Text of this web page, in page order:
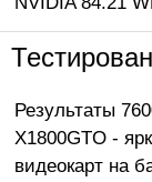
Результаты
X1800GTO -
видеокарт на